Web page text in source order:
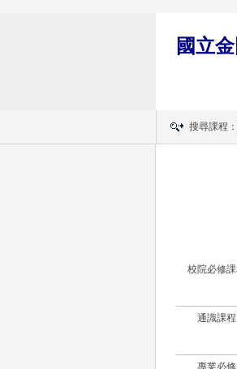
國立
搜尋課程：
校院必修
通識課程
專業必修